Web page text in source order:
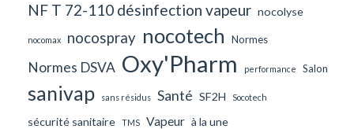
NF T 72-110 désinfection vapeur nocolyse
nocomax nocospray nocotech Normes
Normes DSVA Oxy'Pharm performance Salon
sanivap sans résidus Santé SF2H Socotech
sécurité sanitaire TMS Vapeur à la une